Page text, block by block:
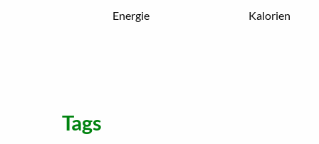
Energie Kalorien
Tags